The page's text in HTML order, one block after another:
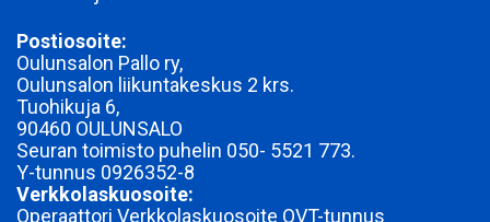
Postiosoite:
Oulunsalon Pallo ry,
Oulunsalon liikuntakeskus 2 krs.
Tuohikuja 6,
90460 OULUNSALO
Seuran toimisto puhelin 050- 5521 773.
Y-tunnus 0926352-8
Verkkolaskuosoite:
Operaattori Verkkolaskuosoite OVT-tunnus